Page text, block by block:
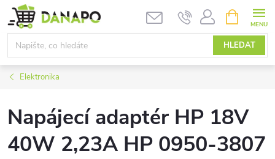
Přejít
na
obsah
HLEDAT
NÁKUPNÍ
KOŠÍK
Elektronika
Napájecí adaptér HP 18V
40W 2,23A HP 0950-3807